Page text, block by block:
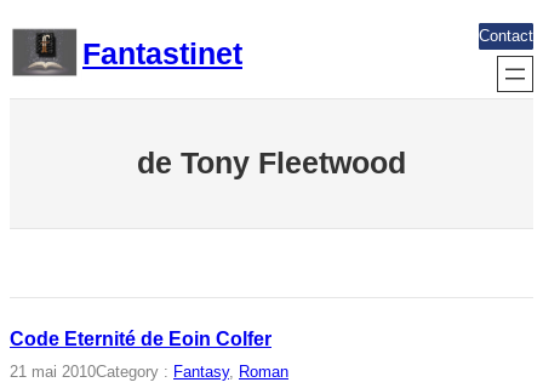
contenu
Fantastinet
Contact
de Tony Fleetwood
Code Eternité de Eoin Colfer
21 mai 2010Category : Fantasy, Roman